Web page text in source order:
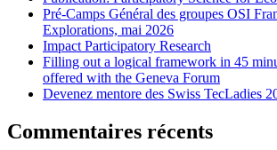
Pré-Camps Général des groupes OSI
Explorations, mai 2026
Impact Participatory Research
Filling out a logical framework in 45
offered with the Geneva Forum
Devenez mentore des Swiss TecLadies
Commentaires récents